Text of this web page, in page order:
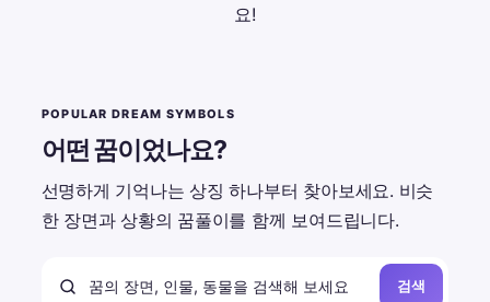
요!
POPULAR DREAM SYMBOLS
어떤 꿈이었나요?
선명하게 기억나는 상징 하나부터 찾아보세요. 비슷
한 장면과 상황의 꿈풀이를 함께 보여드립니다.
검색